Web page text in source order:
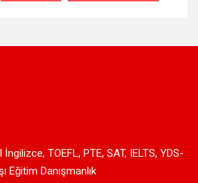
TOEFL, PTE, SAT, IELTS, YDS-
Eğitim Danışmanlık